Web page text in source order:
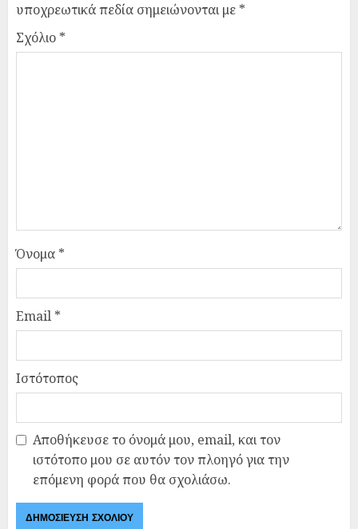
υποχρεωτικά πεδία σημειώνονται με *
Σχόλιο *
Όνομα *
Email *
Ιστότοπος
Αποθήκευσε το όνομά μου, email, και τον
ιστότοπο μου σε αυτόν τον πλοηγό για την
επόμενη φορά που θα σχολιάσω.